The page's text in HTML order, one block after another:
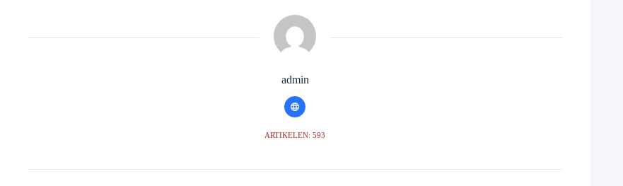
admin
ARTIKELEN: 593